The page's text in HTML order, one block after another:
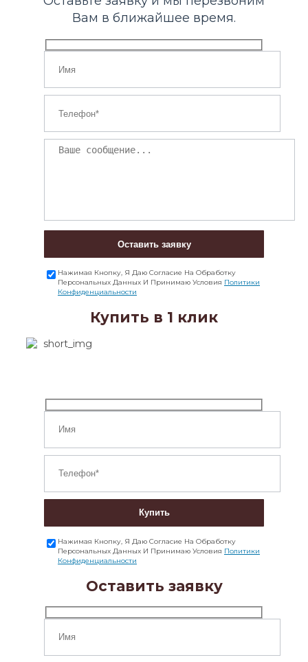
Вам в ближайшее время.
Оставить заявку
Нажимая Кнопку, Я Даю Согласие На Обработку
Персональных Данных И Принимаю Условия Политики
Конфиденциальности
Купить в 1 клик
Купить
Нажимая Кнопку, Я Даю Согласие На Обработку
Персональных Данных И Принимаю Условия Политики
Конфиденциальности
Оставить заявку